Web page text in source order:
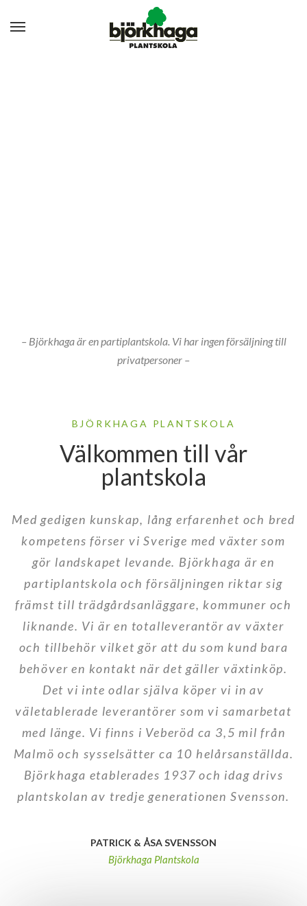
– Björkhaga är en partiplantskola. Vi har ingen försäljning till
privatpersoner –
BJÖRKHAGA PLANTSKOLA
Välkommen till vår
plantskola
Med gedigen kunskap, lång erfarenhet och bred
kompetens förser vi Sverige med växter som
gör landskapet levande. Björkhaga är en
partiplantskola och försäljningen riktar sig
främst till trädgårdsanläggare, kommuner och
liknande. Vi är en totalleverantör av växter
och tillbehör vilket gör att du som kund bara
behöver en kontakt när det gäller växtinköp.
Det vi inte odlar själva köper vi in av
väletablerade leverantörer som vi samarbetat
med länge. Vi finns i Veberöd ca 3,5 mil från
Malmö och sysselsätter ca 10 helårsanställda.
Björkhaga etablerades 1937 och idag drivs
plantskolan av tredje generationen Svensson.
PATRICK & ÅSA SVENSSON
Björkhaga Plantskola